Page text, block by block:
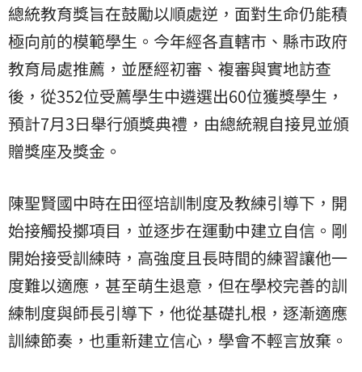
總統教育獎旨在鼓勵以順處逆，面對生命仍能積
極向前的模範學生。今年經各直轄市、縣市政府
教育局處推薦，並歷經初審、複審與實地訪查
後，從352位受薦學生中遴選出60位獲獎學生，
預計7月3日舉行頒獎典禮，由總統親自接見並頒
贈獎座及獎金。
陳聖賢國中時在田徑培訓制度及教練引導下，開
始接觸投擲項目，並逐步在運動中建立自信。剛
開始接受訓練時，高強度且長時間的練習讓他一
度難以適應，甚至萌生退意，但在學校完善的訓
練制度與師長引導下，他從基礎扎根，逐漸適應
訓練節奏，也重新建立信心，學會不輕言放棄。